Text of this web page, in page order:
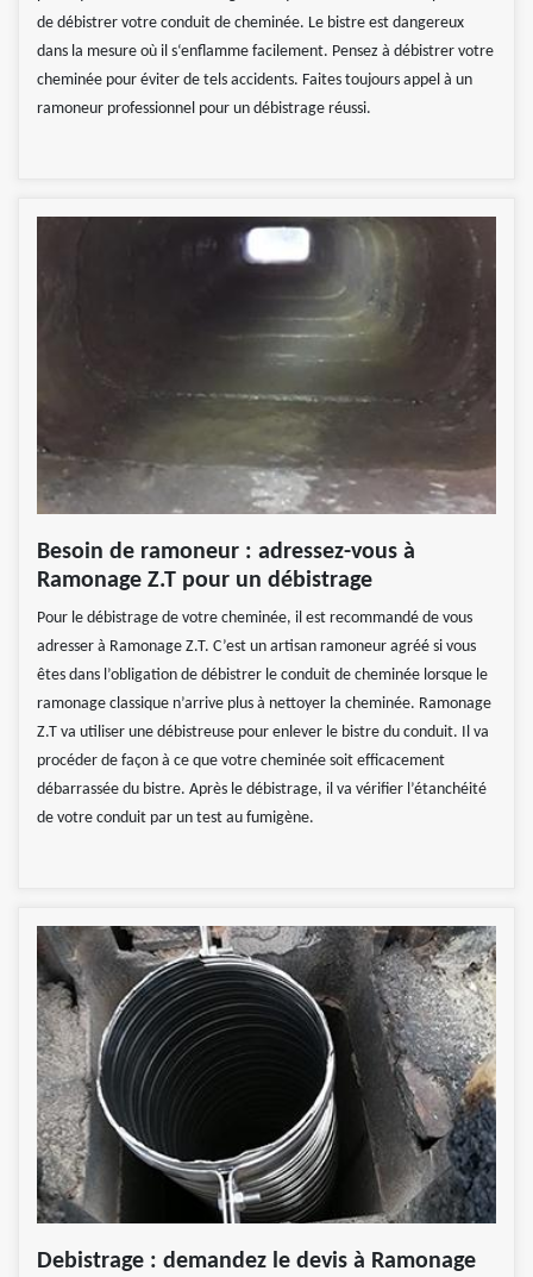
de débistrer votre conduit de cheminée. Le bistre est dangereux
dans la mesure où il s‘enflamme facilement. Pensez à débistrer votre
cheminée pour éviter de tels accidents. Faites toujours appel à un
ramoneur professionnel pour un débistrage réussi.
Besoin de ramoneur : adressez-vous à
Ramonage Z.T pour un débistrage
Pour le débistrage de votre cheminée, il est recommandé de vous
adresser à Ramonage Z.T. C’est un artisan ramoneur agréé si vous
êtes dans l’obligation de débistrer le conduit de cheminée lorsque le
ramonage classique n’arrive plus à nettoyer la cheminée. Ramonage
Z.T va utiliser une débistreuse pour enlever le bistre du conduit. Il va
procéder de façon à ce que votre cheminée soit efficacement
débarrassée du bistre. Après le débistrage, il va vérifier l’étanchéité
de votre conduit par un test au fumigène.
Debistrage : demandez le devis à Ramonage